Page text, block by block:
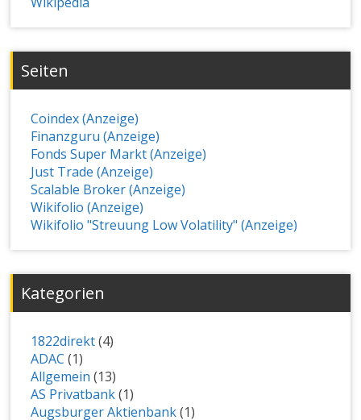
Seiten
Coindex (Anzeige)
Finanzguru (Anzeige)
Fonds Super Markt (Anzeige)
Just Trade (Anzeige)
Scalable Broker (Anzeige)
Wikifolio (Anzeige)
Wikifolio "Streuung Low Volatility" (Anzeige)
Kategorien
1822direkt(4)
ADAC (1)
Allgemein (13)
AS Privatbank(1)
Augsburger Aktienbank(1)